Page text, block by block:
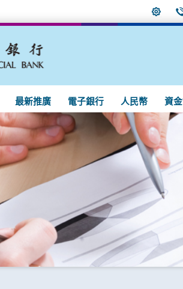
最新推廣 電子銀行 人民幣 資